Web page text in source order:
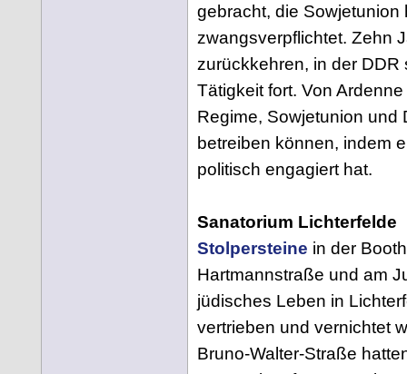
gebracht, die
zwangsverpflichtet. Zehn
zurückkehren, in der
Tätigkeit fort. Von
Regime, Sowjetunion und
betreiben können, indem
politisch engagiert hat.
Sanatorium Lichterfelde
Stolpersteine in der
Hartmannstraße und am
jüdisches Leben in
vertrieben und vernichtet
Bruno-Walter-Straße